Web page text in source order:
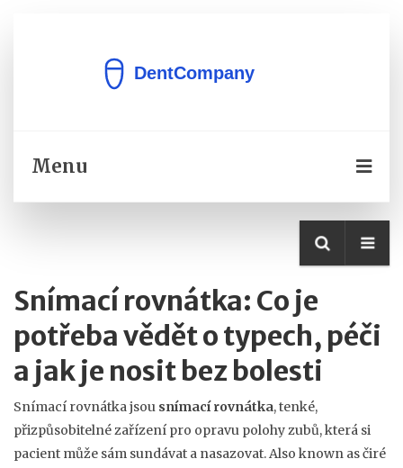
Menu
Snímací rovnátka: Co je
potřeba vědět o typech, péči
a jak je nosit bez bolesti
Snímací rovnátka jsou snímací rovnátka,tenké,
přizpůsobitelné zařízení pro opravu polohy zubů, která si
pacient může sám sundávat a nasazovat. Also known asčiré